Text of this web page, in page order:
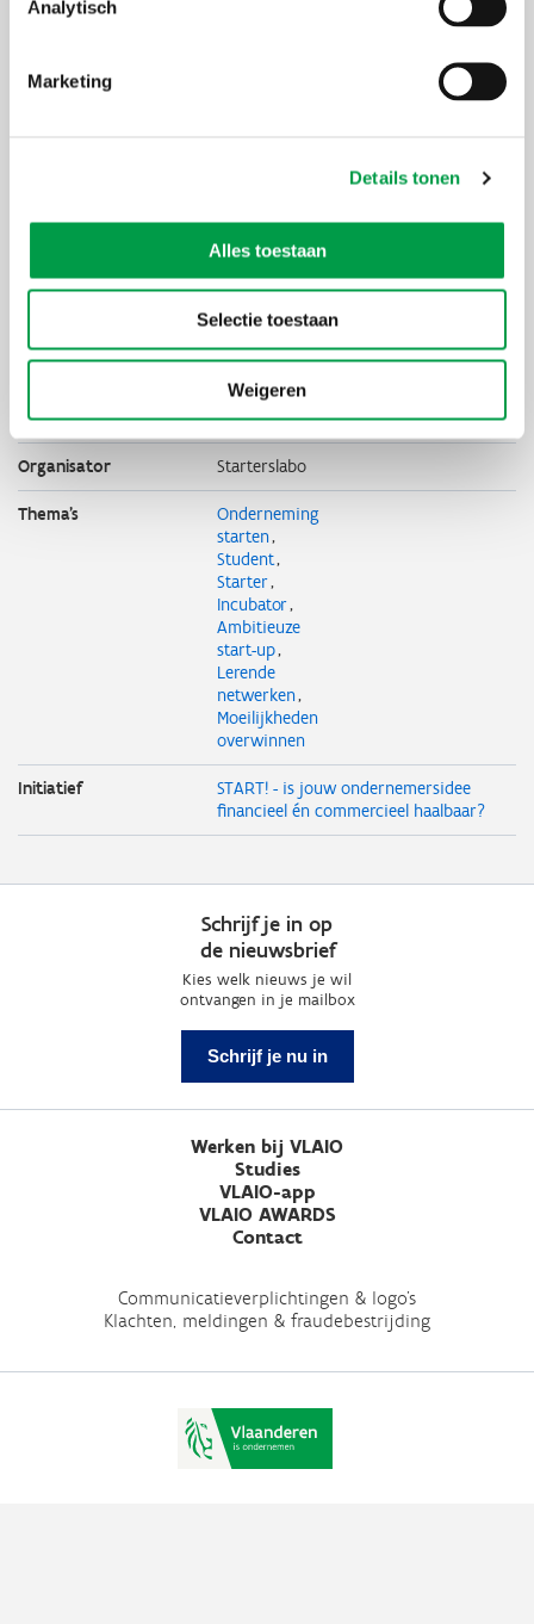
Analytisch
Marketing
Details tonen
Alles toestaan
Selectie toestaan
Weigeren
inschrijvingsdatum
14 juli 2025
Organisator Starterslabo
Thema's
Onderneming
starten
Student
Starter
Incubator
Ambitieuze
start-up
Lerende
netwerken
Moeilijkheden
overwinnen
Initiatief
START! - is jouw ondernemersidee
financieel én commercieel haalbaar?
Schrijf je in op
de nieuwsbrief
Kies welk nieuws je wil
ontvangen in je mailbox
Schrijf je nu in
Werken bij VLAIO
Studies
VLAIO-app
VLAIO AWARDS
Contact
Communicatieverplichtingen & logo's
Klachten, meldingen & fraudebestrijding